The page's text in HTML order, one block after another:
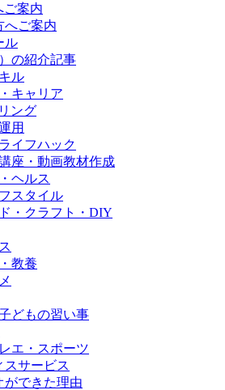
ご案内
へご案内
ル
の紹介記事
ル
キャリア
ング
用
イフハック
座・動画教材作成
ヘルス
スタイル
・クラフト・DIY
教養
どもの習い事
エ・スポーツ
スサービス
ができた理由